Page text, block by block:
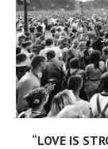
“LOVE IS